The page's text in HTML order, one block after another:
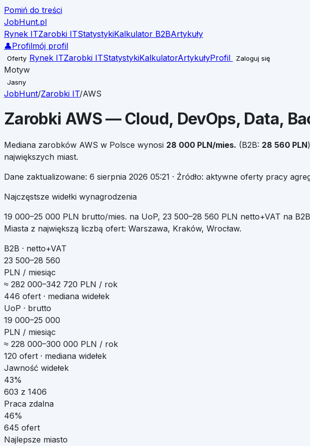
Pomiń do treści
JobHunt.pl
Rynek ITZarobki ITStatystykiKalkulator B2BArtykuły
👤Profilmój profil
Oferty Rynek ITZarobki ITStatystykiKalkulatorArtykułyProfil Zaloguj się
Motyw
Jasny
JobHunt/Zarobki IT/AWS
Zarobki AWS— Cloud, DevOps, Data,
Mediana zarobków AWS w Polsce wynosi 28 000 PLN/mies. (B2B: 28 560 PLN)
największych miast.
Dane zaktualizowane: 6 sierpnia 2026 05:21 · Źródło: aktywne oferty pracy
Najczęstsze widełki wynagrodzenia
19 000–25 000 PLN brutto/mies. na UoP, 23 500–28 560 PLN netto+VAT na B2B
Miasta z największą liczbą ofert: Warszawa, Kraków, Wrocław.
B2B · netto+VAT
23 500–28 560
PLN / miesiąc
≈ 282 000–342 720 PLN / rok
446 ofert · mediana widełek
UoP · brutto
19 000–25 000
PLN / miesiąc
≈ 228 000–300 000 PLN / rok
120 ofert · mediana widełek
Jawność widełek
43%
603 z 1406
Praca zdalna
46%
645 ofert
Najlepsze miasto